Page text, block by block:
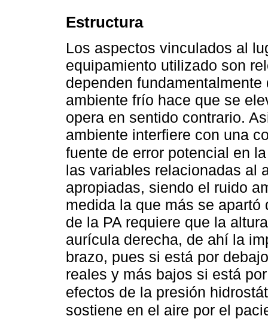
Estructura
Los aspectos vinculados al
equipamiento utilizado son
dependen
ambiente frío hace que se
opera en sentido contrario.
ambiente interfiere con una
fuente de error potencial en
las variables relacionadas al
apropiadas, siendo el ruido
medida la que más se
de la PA requiere que la
aurícula derecha, de ahí la
brazo, pues si está por
reales y más bajos si está
efectos de la presión
sostiene en el aire por el